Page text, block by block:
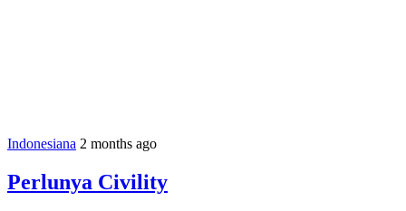
Indonesiana 2 months ago
Perlunya Civility